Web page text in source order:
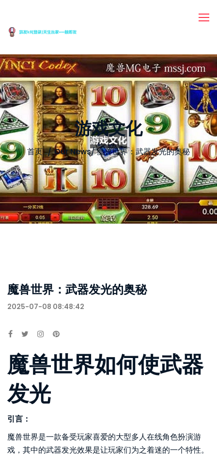
游戏文化
首页 Our News/魔兽世界：武器发光的奥秘
魔兽世界：武器发光的奥秘
2025-07-08 08:48:42
魔兽世界如何使武器
发光
引言：
魔兽世界是一款备受玩家喜爱的大型多人在线角色扮演游
戏，其中的武器发光效果是让玩家们为之着迷的一个特性。